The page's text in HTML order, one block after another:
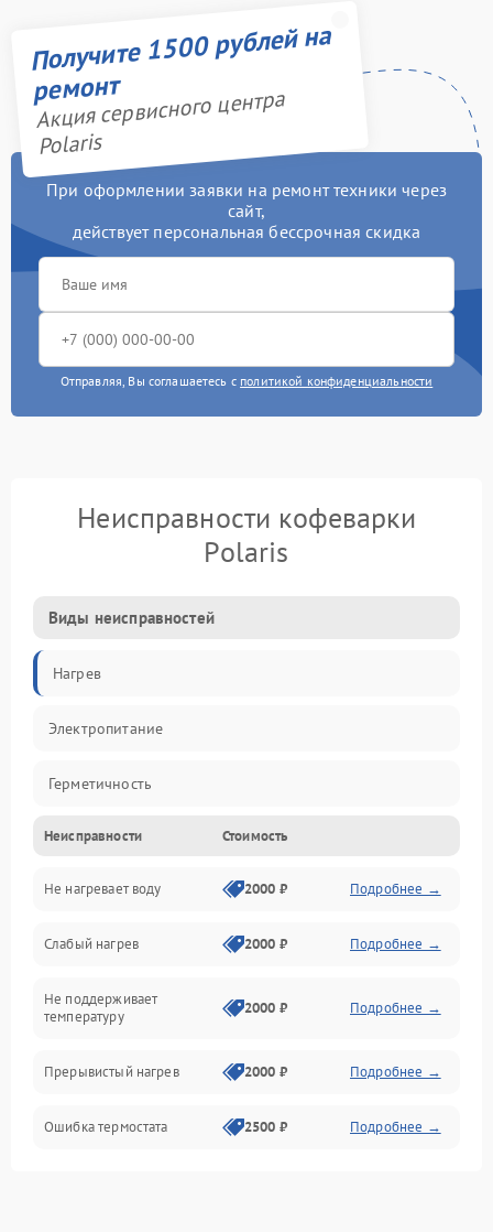
Получите 1500 рублей на
ремонт
Акция сервисного центра
Polaris
При оформлении заявки на ремонт техники через
сайт,
действует персональная бессрочная скидка
Отправляя, Вы соглашаетесь с политикой конфиденциальности
Неисправности кофеварки
Polaris
Виды неисправностей
Нагрев
Электропитание
Герметичность
Неисправности Стоимость
Не нагревает воду 2000 ₽ Подробнее →
Слабый нагрев 2000 ₽ Подробнее →
Не поддерживает
температуру
2000 ₽ Подробнее →
Прерывистый нагрев 2000 ₽ Подробнее →
Ошибка термостата 2500 ₽ Подробнее →